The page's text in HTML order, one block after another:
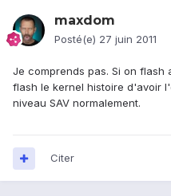
maxdom
Posté(e) 27 juin 2011
Je comprends pas. Si on flash
flash le kernel histoire d'avoir
niveau SAV normalement.
Citer